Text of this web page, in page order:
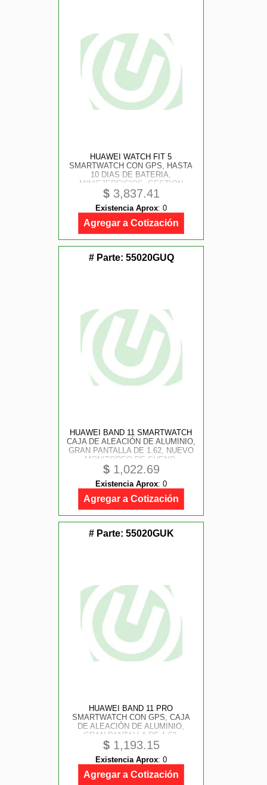
HUAWEI WATCH FIT 5
SMARTWATCH CON GPS, HASTA
10 DIAS DE BATERIA,
MINIEJERCICIOS, GESTION
AVANZADA DE LA SALUD,
MONITOR DE FRECUENCIA
CARDIACA, SPO2, PARA
HOMBRES Y MUJERES, IOS Y
ANDROID, NEGRO
$3,837.41
Existencia Aprox: 0
Agregar a Cotización
# Parte: 55020GUQ
HUAWEI BAND 11 SMARTWATCH
CAJA DE ALEACIÓN DE ALUMINIO,
GRAN PANTALLA DE 1.62, NUEVO
MONITOREO DE SUENO,
BIENESTAR EMOCIONAL, COLOR
NEGRO
$1,022.69
Existencia Aprox: 0
Agregar a Cotización
# Parte: 55020GUK
HUAWEI BAND 11 PRO
SMARTWATCH CON GPS, CAJA
DE ALEACIÓN DE ALUMINIO,
GRAN PANTALLA DE 1.62,
FRECUENCIA CARDÍACA Y SPO
AND #8322;, NUEVO MONITOREO
DE SUEÑO, BIENESTAR
EMOCIONAL, ANDROID AND IOS,
COLOR NEGRO
$1,193.15
Existencia Aprox: 0
Agregar a Cotización